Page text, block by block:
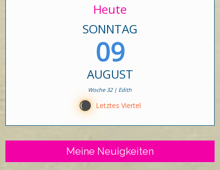
Heute
SONNTAG
09
AUGUST
Woche 32 | Edith
X Letztes Viertel
Meine Neuigkeiten